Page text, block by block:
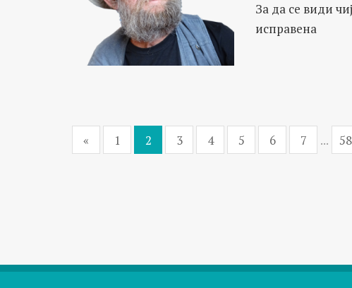
За да се види
исправена
« 1 2 3 4 5 6 7 ... 58